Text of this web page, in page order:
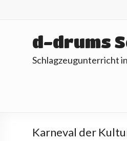
d-drums
Schlagzeugunterricht
Karneval der